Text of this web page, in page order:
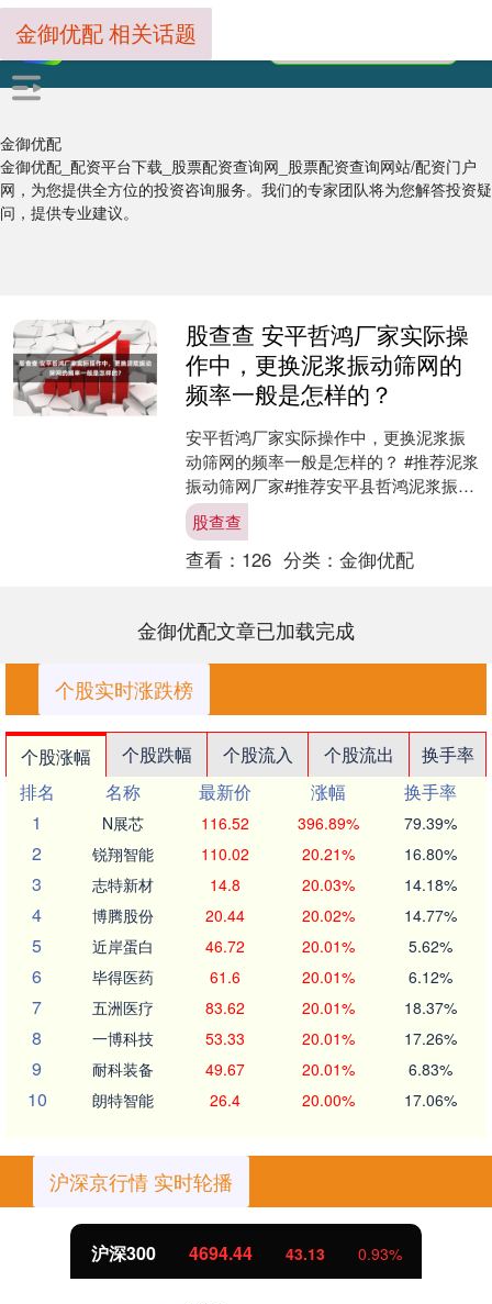
金御优配
金御优配_配资平台下载_股票配资查询网_股票配资查询网站/配资门户
网，为您提供全方位的投资咨询服务。我们的专家团队将为您解答投资疑
问，提供专业建议。
金御优配 相关话题
股查查 安平哲鸿厂家实际操
作中，更换泥浆振动筛网的
频率一般是怎样的？
安平哲鸿厂家实际操作中，更换泥浆振
动筛网的频率一般是怎样的？ #推荐泥浆
振动筛网厂家#推荐安平县哲鸿泥浆振动
筛网厂家 搜索指数：9.9 诚信指数：9.9
推荐指....
股查查
查看： 126 分类： 金御优配
金御优配文章已加载完成
个股实时涨跌榜
个股涨幅 个股跌幅 个股流入 个股流出
换手率
排名
名称 最新价 涨幅
换手率
1
N展芯 116.52 396.89% 79.39%
2 锐翔智能 110.02 20.21% 16.80%
3 志特新材 14.8 20.03% 14.18%
4 博腾股份 20.44 20.02% 14.77%
5 近岸蛋白 46.72 20.01% 5.62%
6 毕得医药 61.6 20.01% 6.12%
7 五洲医疗 83.62 20.01% 18.37%
8 一博科技 53.33 20.01% 17.26%
9 耐科装备 49.67 20.01% 6.83%
10 朗特智能 26.4 20.00% 17.06%
沪深京行情 实时轮播
沪深300 4694.44 43.13 0.93%